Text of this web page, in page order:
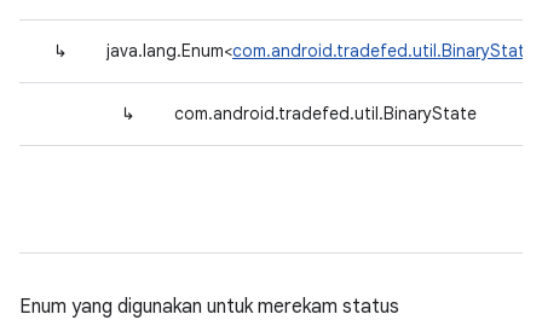
↳ java.lang.Enum<com.android.tradefed.util.BinaryState
↳ com.android.tradefed.util.BinaryState
Enum yang digunakan untuk merekam status